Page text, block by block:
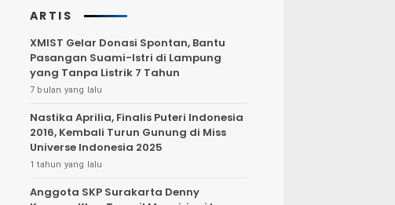
ARTIS
XMIST Gelar Donasi Spontan, Bantu
Pasangan Suami-Istri di Lampung
yang Tanpa Listrik 7 Tahun
7 bulan yang lalu
Nastika Aprilia, Finalis Puteri Indonesia
2016, Kembali Turun Gunung di Miss
Universe Indonesia 2025
1 tahun yang lalu
Anggota SKP Surakarta Denny